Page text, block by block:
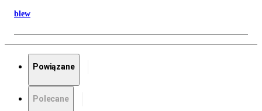
blew
Powiązane
Polecane